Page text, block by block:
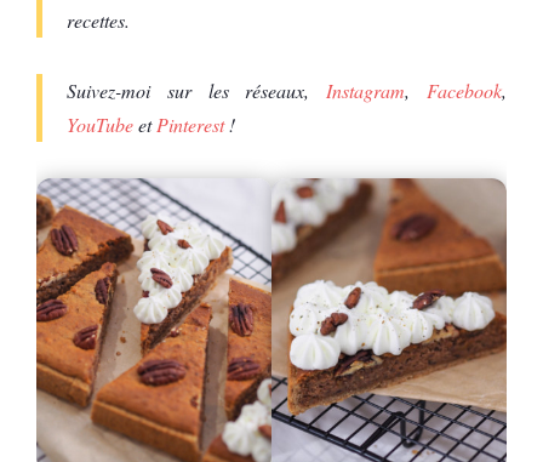
recettes.
Suivez-moi sur les réseaux, Instagram, Facebook,
YouTubeetPinterest!